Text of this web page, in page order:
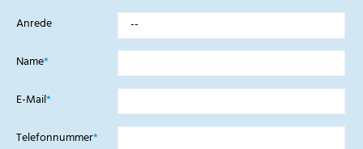
Anrede
Pflichtfeld
Name*
Pflichtfeld
E-Mail*
Pflichtfeld
Telefonnummer*